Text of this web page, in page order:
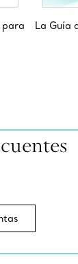
La Guía